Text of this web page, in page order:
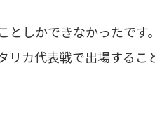
としかできなかったで
カ代表戦で出場するこ